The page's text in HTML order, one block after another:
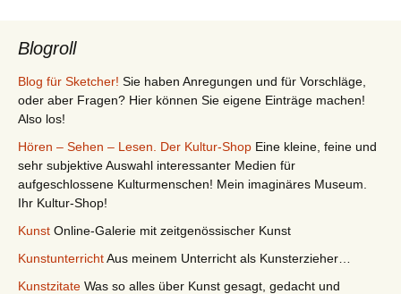
Blogroll
Blog für Sketcher! Sie haben Anregungen und für Vorschläge,
oder aber Fragen? Hier können Sie eigene Einträge machen!
Also los!
Hören – Sehen – Lesen. Der Kultur-Shop Eine kleine, feine und
sehr subjektive Auswahl interessanter Medien für
aufgeschlossene Kulturmenschen! Mein imaginäres Museum.
Ihr Kultur-Shop!
Kunst Online-Galerie mit zeitgenössischer Kunst
KunstunterrichtAus meinem Unterricht als Kunsterzieher…
Kunstzitate Was so alles über Kunst gesagt, gedacht und